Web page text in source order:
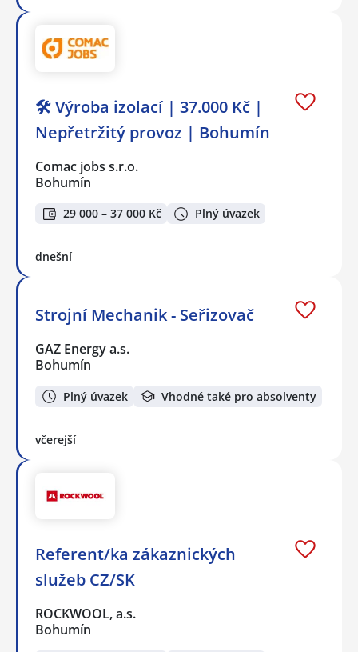
🛠️ Výroba izolací | 37.000 Kč |
Nepřetržitý provoz | Bohumín
Comac jobs s.r.o.
Bohumín
29 000 – 37 000 Kč Plný úvazek
dnešní
Strojní Mechanik - Seřizovač
GAZ Energy a.s.
Bohumín
Plný úvazek Vhodné také pro absolventy
včerejší
Referent/ka zákaznických
služeb CZ/SK
ROCKWOOL, a.s.
Bohumín